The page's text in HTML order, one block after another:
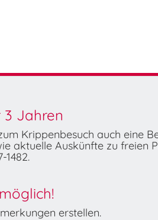
Jahren
Krippenbesuch auch eine
aktuelle Auskünfte zu freien
1482.
erstellen.